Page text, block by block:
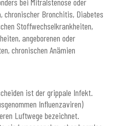
bei Mitralstenose oder
chronischer Bronchitis, Diabetes
Stoffwechselkrankheiten,
angeborenen oder
chronischen Anämien
ist der grippale Infekt.
Influenzaviren)
Luftwege bezeichnet.